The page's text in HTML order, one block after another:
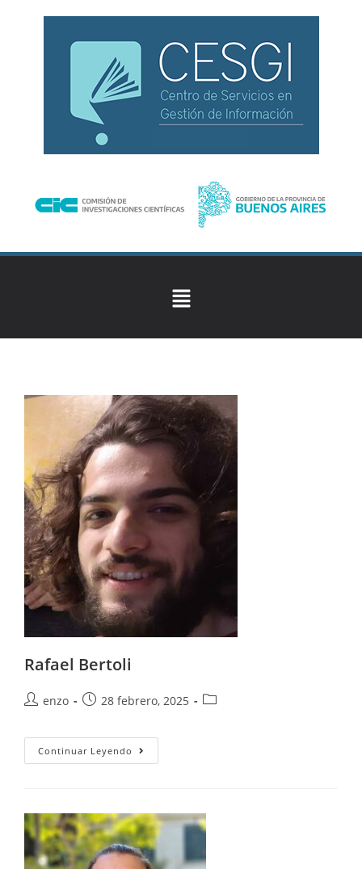
Rafael Bertoli
enzo 28 febrero, 2025
Continuar Leyendo